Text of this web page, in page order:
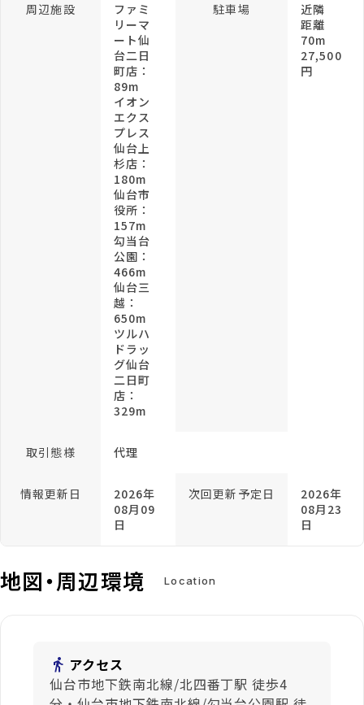
周辺施設
ファミ
リーマ
ート仙
台二日
町店：
89m
イオン
エクス
プレス
仙台上
杉店：
180m
仙台市
役所：
157m
勾当台
公園：
466m
仙台三
越：
650m
ツルハ
ドラッ
グ仙台
二日町
店：
329m
駐車場
近隣
距離
70m
27,500
円
取引態様 代理
情報更新日
2026年
08月09
日
次回更新予定日
2026年
08月23
日
地図・周辺環境 Location
directions_walk アクセス
仙台市地下鉄南北線/北四番丁駅 徒歩4